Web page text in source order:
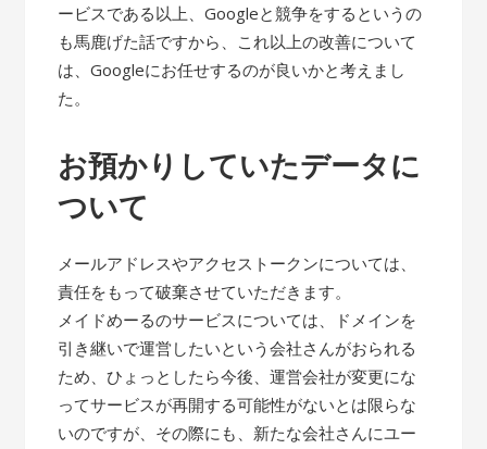
ービスである以上、Googleと競争をするというの
も馬鹿げた話ですから、これ以上の改善について
は、Googleにお任せするのが良いかと考えまし
た。
お預かりしていたデータに
ついて
メールアドレスやアクセストークンについては、
責任をもって破棄させていただきます。
メイドめーるのサービスについては、ドメインを
引き継いで運営したいという会社さんがおられる
ため、ひょっとしたら今後、運営会社が変更にな
ってサービスが再開する可能性がないとは限らな
いのですが、その際にも、新たな会社さんにユー